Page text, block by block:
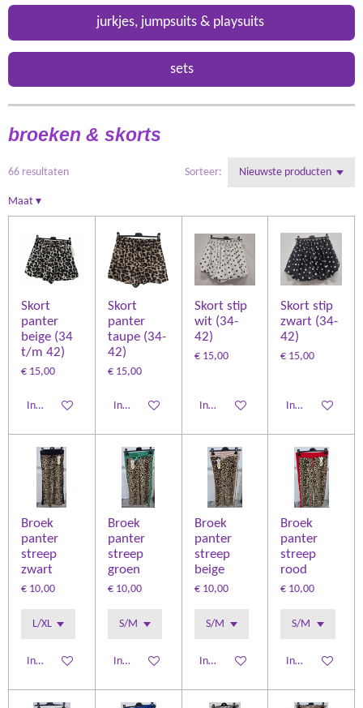
jurkjes, jumpsuits & playsuits
sets
broeken & skorts
66 resultaten Sorteer:
Maat ▾
Skort
panter
beige (34
t/m 42)
€ 15,00
In winkelwagen
Skort
panter
taupe (34-
42)
€ 15,00
In winkelwagen
Skort stip
wit (34-
42)
€ 15,00
In winkelwagen
Skort stip
zwart (34-
42)
€ 15,00
In winkelwagen
Broek
panter
streep
zwart
€ 10,00
In winkelwagen
Broek
panter
streep
groen
€ 10,00
In winkelwagen
Broek
panter
streep
beige
€ 10,00
In winkelwagen
Broek
panter
streep
rood
€ 10,00
In winkelwagen